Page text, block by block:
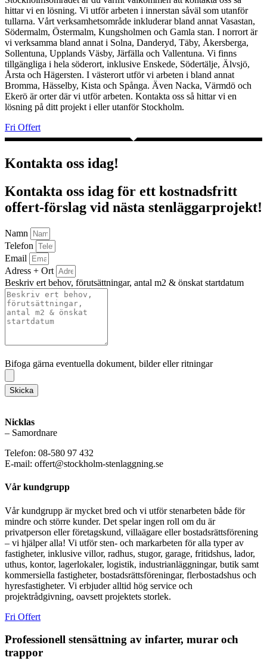
hittar vi en lösning. Vi utför arbeten i innerstan såväl som utanför
tullarna. Vårt verksamhetsområde inkluderar bland annat Vasastan,
Södermalm, Östermalm, Kungsholmen och Gamla stan. I norrort är
vi verksamma bland annat i Solna, Danderyd, Täby, Åkersberga,
Sollentuna, Upplands Väsby, Järfälla och Vallentuna. Vi finns
tillgängliga i hela söderort, inklusive Enskede, Södertälje, Älvsjö,
Årsta och Hägersten. I västerort utför vi arbeten i bland annat
Bromma, Hässelby, Kista och Spånga. Även Nacka, Värmdö och
Ekerö är orter där vi utför arbeten. Kontakta oss så hittar vi en
lösning på ditt projekt i eller utanför Stockholm.
Fri Offert
Kontakta oss idag!
Kontakta oss idag för ett kostnadsfritt
offert-förslag vid nästa stenläggarprojekt!
Namn
Telefon
Email
Adress + Ort
Beskriv ert behov, förutsättningar, antal m2 & önskat startdatum
Bifoga gärna eventuella dokument, bilder eller ritningar
Skicka
Nicklas
– Samordnare
Telefon: 08-580 97 432
E-mail: offert@stockholm-stenlaggning.se
Vår kundgrupp
Vår kundgrupp är mycket bred och vi utför stenarbeten både för
mindre och större kunder. Det spelar ingen roll om du är
privatperson eller företagskund, villaägare eller bostadsrättsförening
– vi hjälper alla! Vi utför sten- och markarbeten för alla typer av
fastigheter, inklusive villor, radhus, stugor, garage, fritidshus, lador,
uthus, kontor, lagerlokaler, logistik, industrianläggningar, butik samt
kommersiella fastigheter, bostadsrättsföreningar, flerbostadshus och
hyresfastigheter. Vi erbjuder alltid hög service och
projektrådgivning, oavsett projektets storlek.
Fri Offert
Professionell stensättning av infarter, murar och
trappor